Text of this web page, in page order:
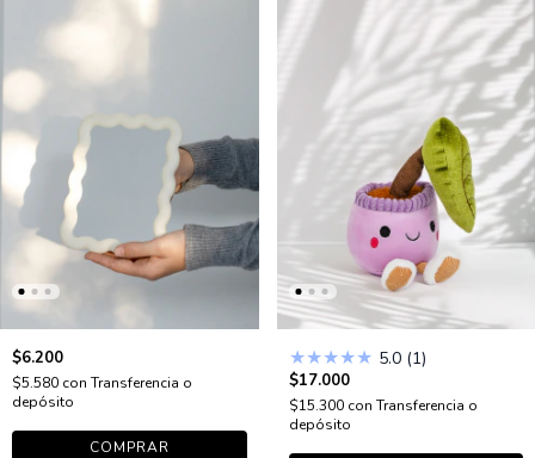
$6.200
$5.580 con Transferencia o
depósito
COMPRAR
★★★★★ 5.0 (1)
$17.000
$15.300 con Transferencia o
depósito